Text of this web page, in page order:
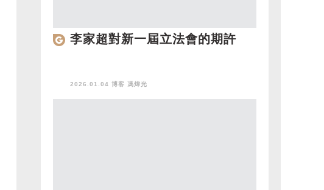
李家超對新一屆立法會的期許
2026.01.04 博客 馮煒光